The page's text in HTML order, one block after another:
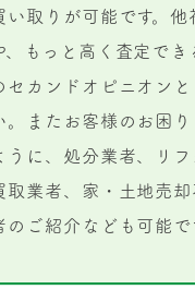
い取りが可能です。他
、もっと高く査定でき
セカンドオピニオンと
。またお客様のお困
うに、処分業者、リ
取業者、家・土地売却
のご紹介なども可能で